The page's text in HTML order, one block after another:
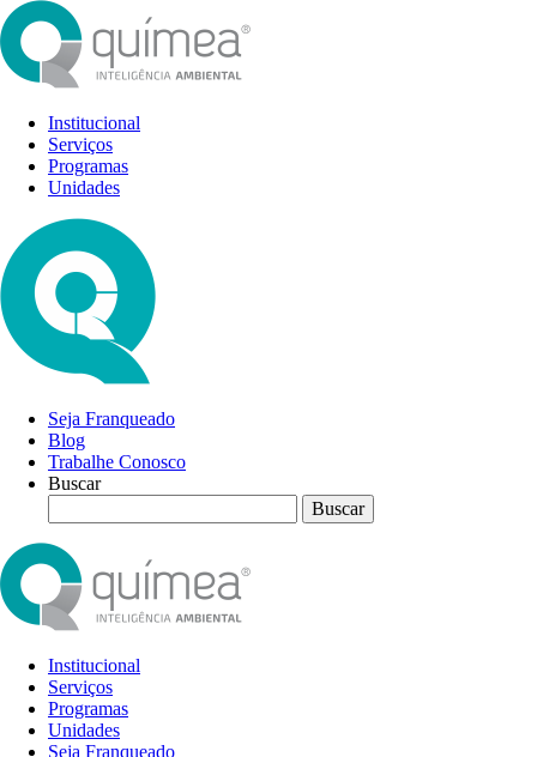
Institucional
Serviços
Programas
Unidades
Seja Franqueado
Blog
Trabalhe Conosco
Buscar
Institucional
Serviços
Programas
Unidades
Seja Franqueado